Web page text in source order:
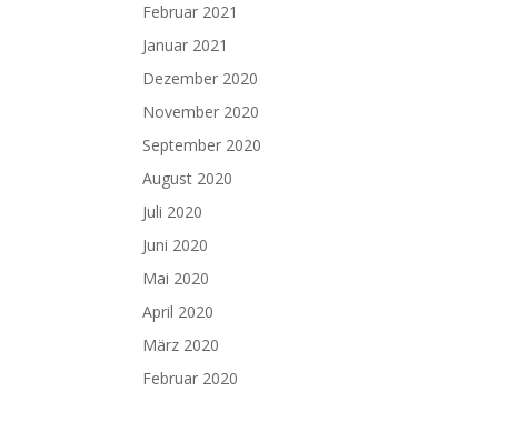
Februar 2021
Januar 2021
Dezember 2020
November 2020
September 2020
August 2020
Juli 2020
Juni 2020
Mai 2020
April 2020
März 2020
Februar 2020